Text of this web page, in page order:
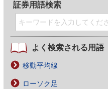
証券用語検索
よく検索される用語
移動平均線
ローソク足